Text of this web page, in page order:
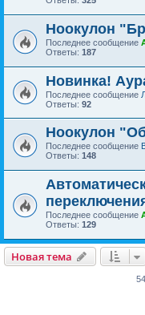
Ноокулон
Последнее сообщение
Ответы: 187
Новинка!
Последнее сообщение
Ответы: 92
Ноокулон
Последнее сообщение
Ответы: 148
Последнее сообщение
Ответы: 129
Новая тема